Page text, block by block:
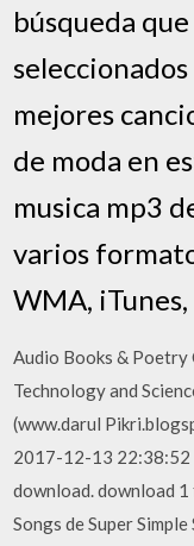
búsqueda
mejores
de moda en
musica mp3
varios
WMA, iTunes,
Audio Books & Poetry
Technology and
(www.darul
2017-12-13 22:38:52
download. download
Songs de Super